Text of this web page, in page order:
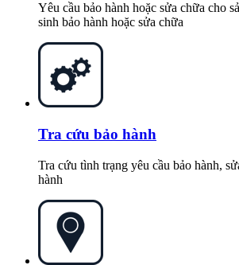
Yêu cầu bảo hành hoặc sửa chữa cho
sinh bảo hành hoặc sửa chữa
Tra cứu bảo hành
Tra cứu tình trạng yêu cầu bảo hành,
hành